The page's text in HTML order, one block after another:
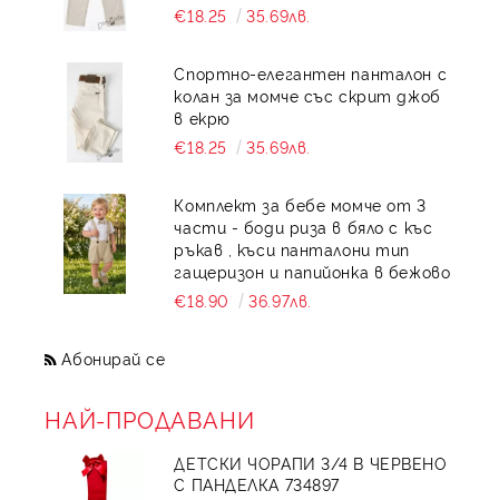
€18.25
35.69лв.
Спортно-елегантен панталон с
колан за момче със скрит джоб
в екрю
€18.25
35.69лв.
Комплект за бебе момче от 3
части - боди риза в бяло с къс
ръкав , къси панталони тип
гащеризон и папийонка в бежово
€18.90
36.97лв.
Абонирай се
НАЙ-ПРОДАВАНИ
ДЕТСКИ ЧОРАПИ 3/4 В ЧЕРВЕНО
С ПАНДЕЛКА 734897